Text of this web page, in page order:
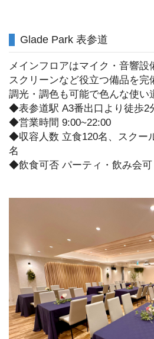
Glade Park 表参道
メインフロアはマイク・音響設
スクリーンなど役立つ備品を完
調光・調色も可能で色んな使い
◆表参道駅 A3番出口より徒歩2
◆営業時間 9:00~22:00
◆収容人数 立食120名、スクー
名
◆飲食可否 パーティ・飲み会可